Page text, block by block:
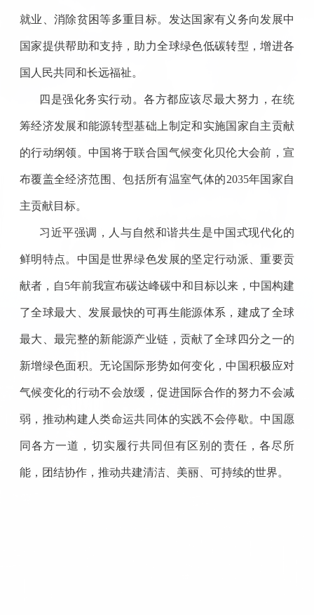
就业、消除贫困等多重目标。发达国家有义务向发展中
国家提供帮助和支持，助力全球绿色低碳转型，增进各
国人民共同和长远福祉。
四是强化务实行动。各方都应该尽最大努力，在统
筹经济发展和能源转型基础上制定和实施国家自主贡献
的行动纲领。中国将于联合国气候变化贝伦大会前，宣
布覆盖全经济范围、包括所有温室气体的2035年国家自
主贡献目标。
习近平强调，人与自然和谐共生是中国式现代化的
鲜明特点。中国是世界绿色发展的坚定行动派、重要贡
献者，自5年前我宣布碳达峰碳中和目标以来，中国构建
了全球最大、发展最快的可再生能源体系，建成了全球
最大、最完整的新能源产业链，贡献了全球四分之一的
新增绿色面积。无论国际形势如何变化，中国积极应对
气候变化的行动不会放缓，促进国际合作的努力不会减
弱，推动构建人类命运共同体的实践不会停歇。中国愿
同各方一道，切实履行共同但有区别的责任，各尽所
能，团结协作，推动共建清洁、美丽、可持续的世界。